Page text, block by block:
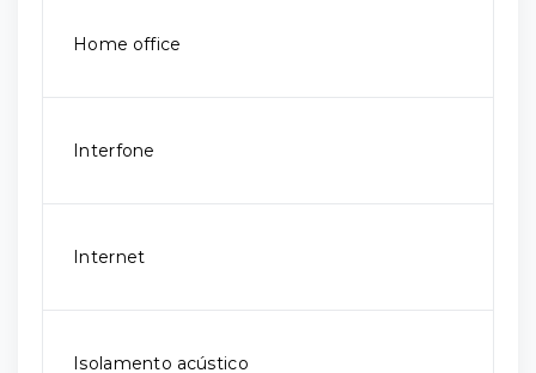
Home office
Interfone
Internet
Isolamento acústico